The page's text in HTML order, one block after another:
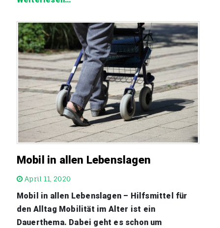
Mobil in allen Lebenslagen
April 11, 2020
Mobil in allen Lebenslagen – Hilfsmittel für
den Alltag Mobilität im Alter ist ein
Dauerthema. Dabei geht es schon um